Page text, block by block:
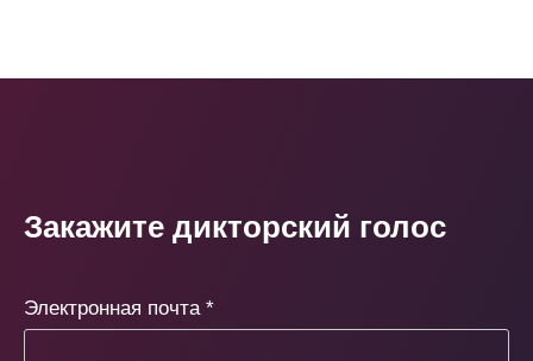
Закажите дикторский голос
Электронная почта *